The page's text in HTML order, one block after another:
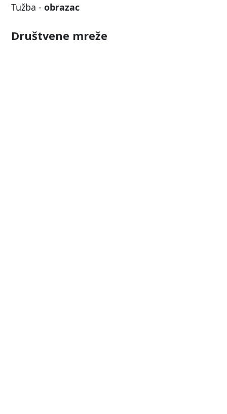
Tužba - obrazac
Društvene mreže